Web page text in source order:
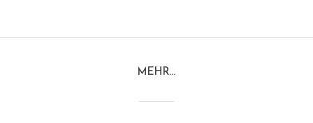
MEHR…